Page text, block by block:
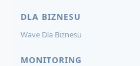
DLA BIZNESU
Wave Dla Biznesu
MONITORING